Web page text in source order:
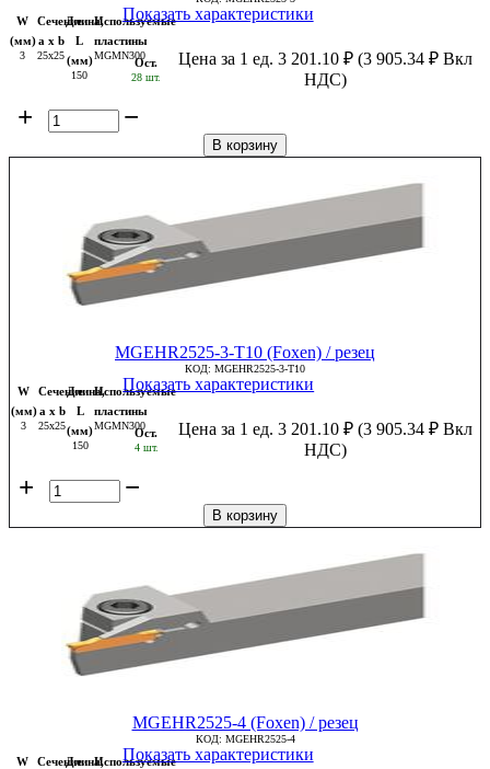
W
(мм)
3
Сечение
a x b
25x25
Длина,
L
(мм)
150
Используемые
пластины
MGMN300
Показать характеристики
Ост.
28 шт.
Цена за 1 ед. 3 201.10 ₽ (3 905.34 ₽Вкл
НДС)
+ −
В корзину
MGEHR2525-3-T10 (Foxen) / резец
КОД: MGEHR2525-3-T10
W
(мм)
3
Сечение
a x b
25x25
Длина,
L
(мм)
150
Используемые
пластины
MGMN300
Показать характеристики
Ост.
4 шт.
Цена за 1 ед. 3 201.10 ₽ (3 905.34 ₽Вкл
НДС)
+ −
В корзину
MGEHR2525-4 (Foxen) / резец
КОД: MGEHR2525-4
W
СечениеДлина,Используемые
Показать характеристики